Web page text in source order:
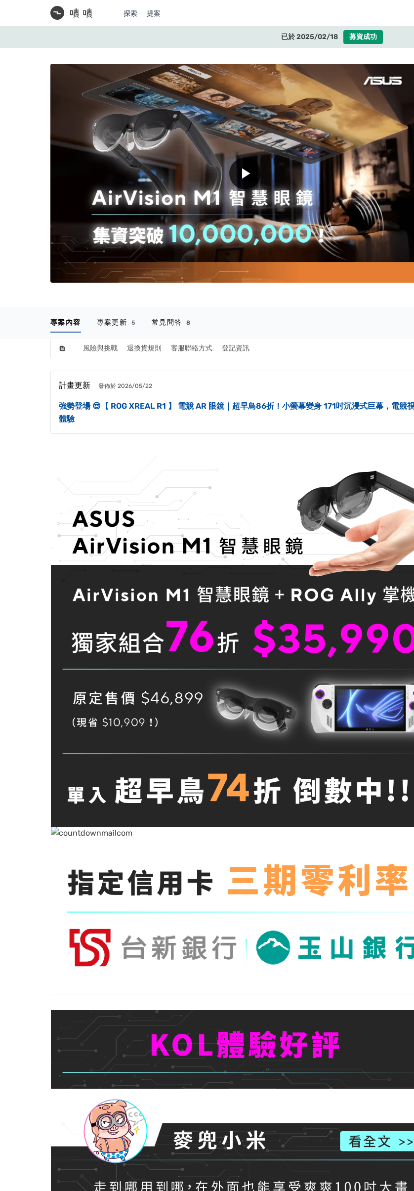
探索 提案
已於 2025/02/18 募資成功
play_arrow
feed 風險與挑戰 退換貨規則 客服聯絡方式 登記資訊
專案內容 專案更新 5 常見問答 8
計畫更新 發佈於 2026/05/22
強勢登場 😎【 ROG XREAL R1 】 電競 AR 眼鏡｜超早鳥86折！小螢幕變身 171吋沉浸式巨幕，電競
體驗